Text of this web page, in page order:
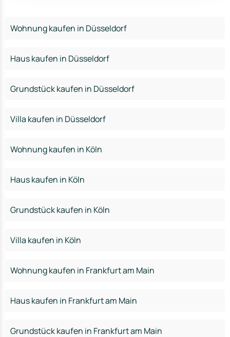
Wohnung kaufen in Düsseldorf
Haus kaufen in Düsseldorf
Grundstück kaufen in Düsseldorf
Villa kaufen in Düsseldorf
Wohnung kaufen in Köln
Haus kaufen in Köln
Grundstück kaufen in Köln
Villa kaufen in Köln
Wohnung kaufen in Frankfurt am Main
Haus kaufen in Frankfurt am Main
Grundstück kaufen in Frankfurt am Main